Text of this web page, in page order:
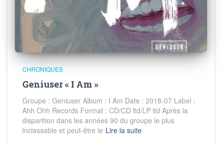
CHRONIQUES
Geniuser « I Am »
Groupe : Geniuser Album : I Am Date : 2018-07 Label :
Ahh Ohh Records Format : CD/CD ltd/LP ltd Après la
disparition dans les années 90 du groupe le plus
inclassable et peut-être le Lire la suite